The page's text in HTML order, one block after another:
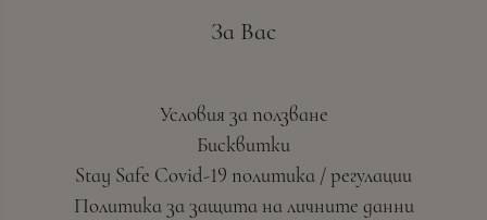
За Вас
Условия за ползване
Бисквитки
Stay Safe Covid-19 политика / регулации
Политика за защита на личните данни